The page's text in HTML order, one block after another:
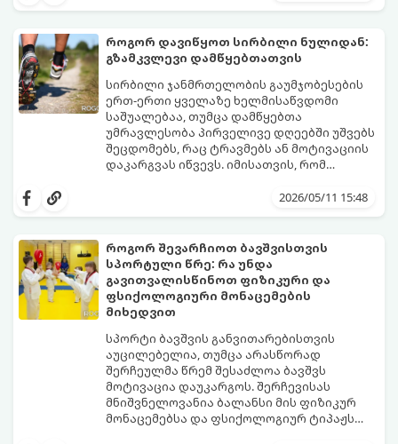
თანამედროვე სტრესული ცხოვრების წესი,
არასწორი კვება და უმოძრაობა ამ პროცესს
კატასტროფულად აჩქარებს. დაბალი
ტესტოსტერონი იწვევს მუდმივ
დაღლილობას, დეპრესიას, კუნთების
განლევასა და ცხიმის დაგროვებას მუცლის
არეში.
სინთეტიკური ჰორმონალური თერაპიის
დაწყებამდე, რომელსაც ხშირად
სერიოზული გვერდითი ეფექტები აქვს,
უმჯობესია ორგანიზმს ტესტოსტერონის
გამომუშავებაში ბუნებრივი, მეცნიერულად
დადასტურებული გზებით დაეხმაროთ.
წარმოგიდგენთ ტესტოსტერონის
როგორ დავიწყოთ სირბილი ნულიდან:
გზამკვლევი დამწყებთათვის
სირბილი ჯანმრთელობის გაუმჯობესების
ერთ-ერთი ყველაზე ხელმისაწვდომი
საშუალებაა, თუმცა დამწყებთა
უმრავლესობა პირველივე დღეებში უშვებს
შეცდომებს, რაც ტრავმებს ან მოტივაციის
დაკარგვას იწვევს. იმისათვის, რომ
ნაწილად იქცეს, მიჰყევით ამ ინსტრუქციას:
2026/05/11 15:48
როგორ შევარჩიოთ ბავშვისთვის
სპორტული წრე: რა უნდა
გავითვალისწინოთ ფიზიკური და
ფსიქოლოგიური მონაცემების
მიხედვით
სპორტი ბავშვის განვითარებისთვის
აუცილებელია, თუმცა არასწორად
შერჩეულმა წრემ შესაძლოა ბავშვს
მოტივაცია დაუკარგოს. შერჩევისას
მნიშვნელოვანია ბალანსი მის ფიზიკურ
მონაცემებსა და ფსიქოლოგიურ ტიპაჟს